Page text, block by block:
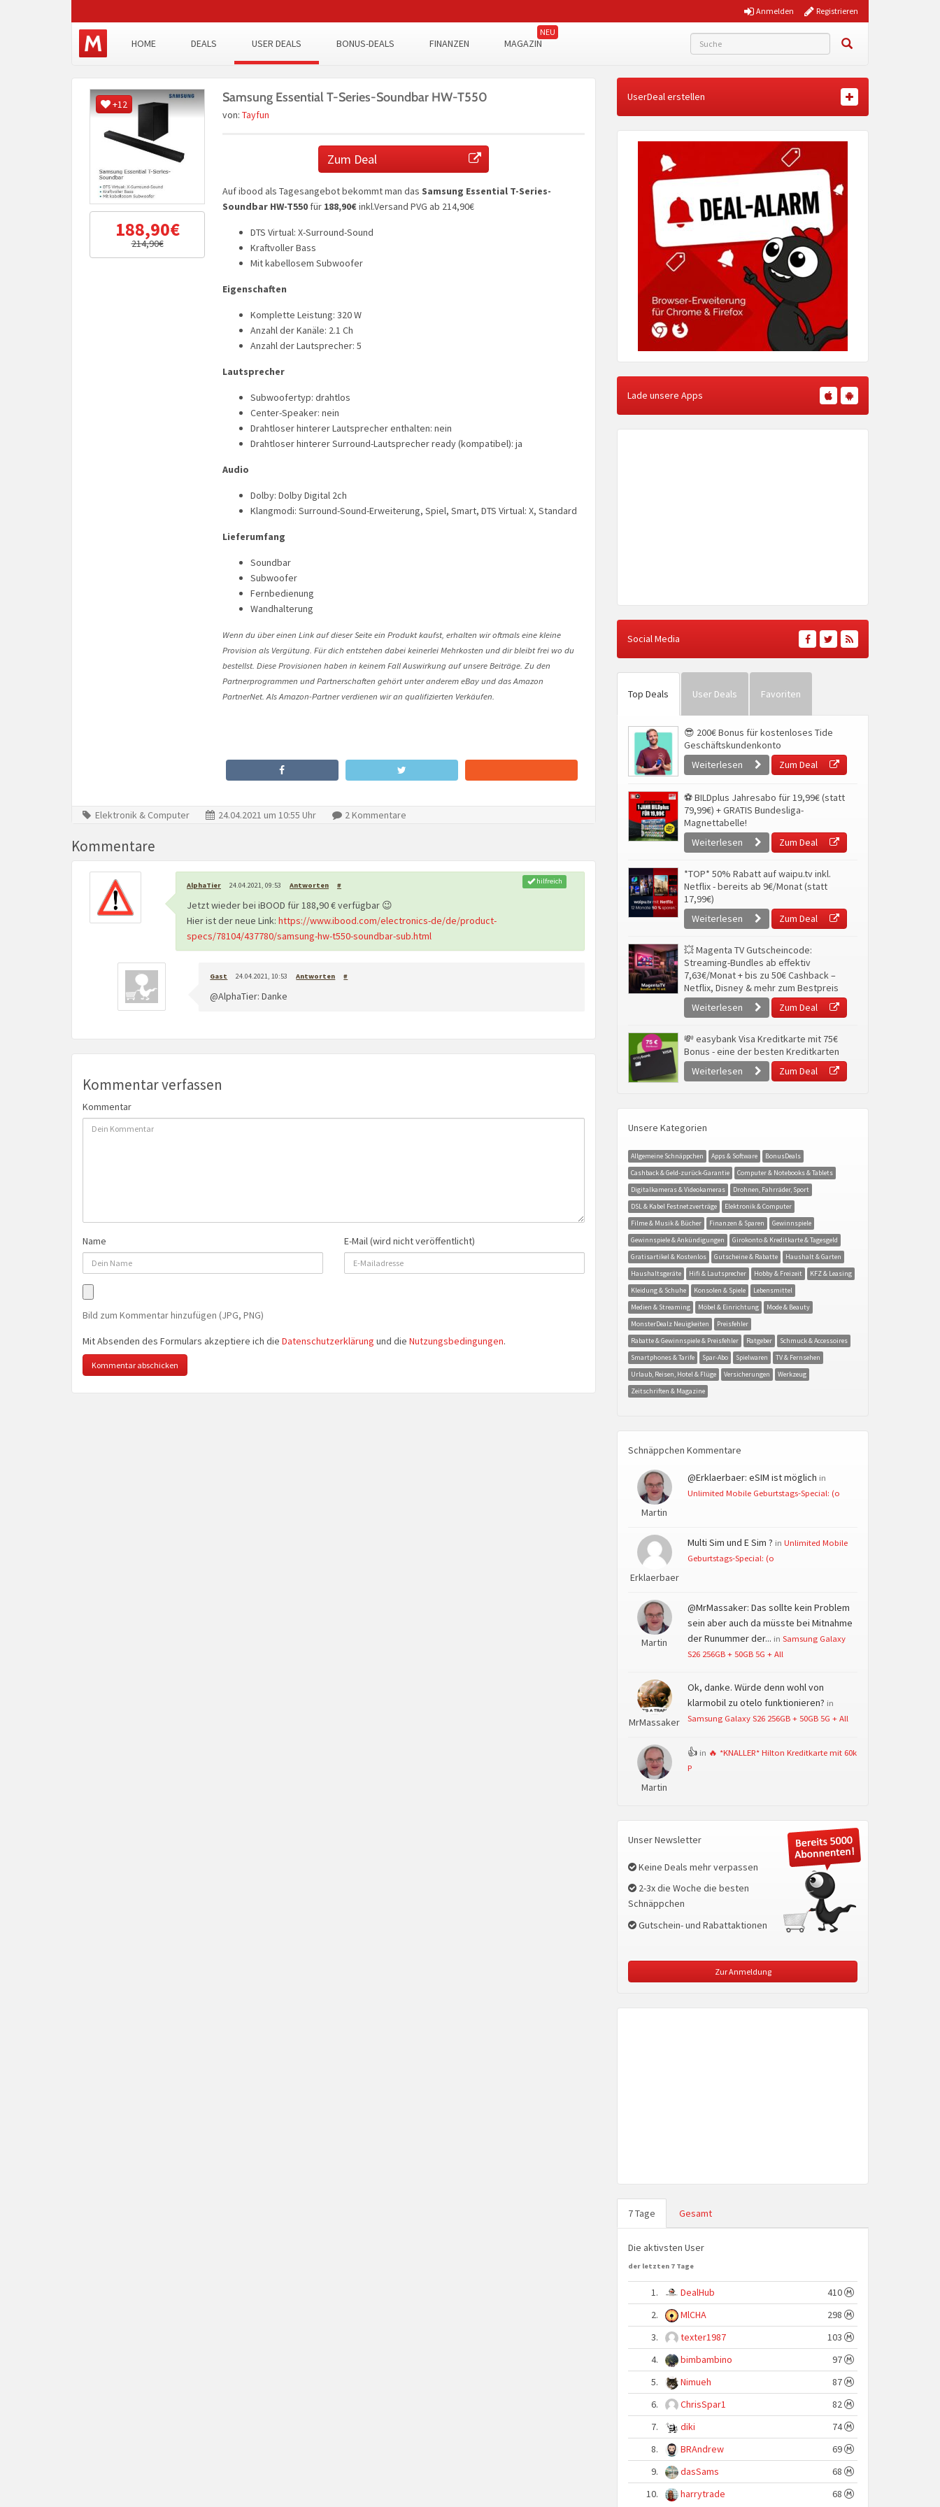
Registrieren
Anmelden
HOME DEALS USER DEALS BONUS-DEALS FINANZEN MAGAZIN
+12
188,90€
214,90€
Samsung Essential T-Series-Soundbar HW-T550
von: Tayfun
Zum Deal
Auf ibood als Tagesangebot bekommt man das Samsung Essential T-Series-
Soundbar HW-T550 für 188,90€inkl.Versand PVG ab 214,90€
DTS Virtual: X-Surround-Sound
Kraftvoller Bass
Mit kabellosem Subwoofer
Eigenschaften
Komplette Leistung: 320 W
Anzahl der Kanäle: 2.1 Ch
Anzahl der Lautsprecher: 5
Lautsprecher
Subwoofertyp: drahtlos
Center-Speaker: nein
Drahtloser hinterer Lautsprecher enthalten: nein
Drahtloser hinterer Surround-Lautsprecher ready (kompatibel): ja
Audio
Dolby: Dolby Digital 2ch
Klangmodi: Surround-Sound-Erweiterung, Spiel, Smart, DTS Virtual: X, Standard
Lieferumfang
Soundbar
Subwoofer
Fernbedienung
Wandhalterung
Wenn du über einen Link auf dieser Seite ein Produkt kaufst, erhalten wir oftmals eine kleine
Provision als Vergütung. Für dich entstehen dabei keinerlei Mehrkosten und dir bleibt frei wo du
bestellst. Diese Provisionen haben in keinem Fall Auswirkung auf unsere Beiträge. Zu den
Partnerprogrammen und Partnerschaften gehört unter anderem eBay und das Amazon
PartnerNet. Als Amazon-Partner verdienen wir an qualifizierten Verkäufen.
Elektronik & Computer 24.04.2021 um 10:55 Uhr 2 Kommentare
Kommentare
AlphaTier 24.04.2021, 09:53 Antworten # hilfreich
Jetzt wieder bei iBOOD für 188,90 € verfügbar 😉
Hier ist der neue Link: https://www.ibood.com/electronics-de/de/product-
specs/78104/437780/samsung-hw-t550-soundbar-sub.html
Gast 24.04.2021, 10:53 Antworten #
@AlphaTier: Danke
Kommentar verfassen
Kommentar
Name E-Mail (wird nicht veröffentlicht)
Bild zum Kommentar hinzufügen (JPG, PNG)
Mit Absenden des Formulars akzeptiere ich die Datenschutzerklärung und die Nutzungsbedingungen.
UserDeal erstellen
Lade unsere Apps
Social Media
Top Deals User Deals Favoriten
😎 200€ Bonus für kostenloses Tide
Geschäftskundenkonto
Weiterlesen
Zum Deal
⚽ BILDplus Jahresabo für 19,99€ (statt
79,99€) + GRATIS Bundesliga-
Magnettabelle!
Weiterlesen
Zum Deal
*TOP* 50% Rabatt auf waipu.tv inkl.
Netflix - bereits ab 9€/Monat (statt
17,99€)
Weiterlesen
Zum Deal
💥 Magenta TV Gutscheincode:
Streaming-Bundles ab effektiv
7,63€/Monat + bis zu 50€ Cashback –
Netflix, Disney & mehr zum Bestpreis
Weiterlesen
Zum Deal
💸 easybank Visa Kreditkarte mit 75€
Bonus - eine der besten Kreditkarten
Weiterlesen
Zum Deal
Unsere Kategorien
Allgemeine Schnäppchen Apps & Software
BonusDeals
Cashback & Geld-zurück-Garantie
Computer & Notebooks & Tablets
Digitalkameras & Videokameras
Drohnen, Fahrräder, Sport
DSL & Kabel Festnetzverträge
Elektronik & Computer
Filme & Musik & Bücher
Finanzen & Sparen
Gewinnspiele
Gewinnspiele & Ankündigungen
Girokonto & Kreditkarte & Tagesgeld
Gratisartikel & Kostenlos
Gutscheine & Rabatte
Haushalt & Garten
Haushaltsgeräte
Hifi & Lautsprecher Hobby & Freizeit
KFZ & Leasing
Kleidung & Schuhe
Konsolen & Spiele
Lebensmittel
Medien & Streaming
Möbel & Einrichtung
Mode & Beauty
MonsterDealz Neuigkeiten
Preisfehler
Rabatte & Gewinnspiele & Preisfehler
Ratgeber
Schmuck & Accessoires
Smartphones & Tarife
Spar-Abo Spielwaren
TV & Fernsehen
Urlaub, Reisen, Hotel & Flüge
Versicherungen
Werkzeug
Zeitschriften & Magazine
Schnäppchen Kommentare
Martin
@Erklaerbaer: eSIM ist möglich in
Unlimited Mobile Geburtstags-Special: (o
Erklaerbaer
Multi Sim und E Sim ? in Unlimited Mobile
Geburtstags-Special: (o
Martin
@MrMassaker: Das sollte kein Problem
sein aber auch da müsste bei Mitnahme
der Runummer der... in Samsung Galaxy
S26 256GB + 50GB 5G + All
MrMassaker
Ok, danke. Würde denn wohl von
klarmobil zu otelo funktionieren? in
Samsung Galaxy S26 256GB + 50GB 5G + All
Martin
👍 in 🔥 *KNALLER* Hilton Kreditkarte mit 60k
P
Unser Newsletter
Keine Deals mehr verpassen
2-3x die Woche die besten
Schnäppchen
Gutschein- und Rabattaktionen
Zur Anmeldung
7 Tage Gesamt
Die aktivsten User
der letzten 7 Tage
1. DealHub
410
2.
MlCHA
298
3.
texter1987
103
4.
bimbambino
97
5.
Nimueh
87
6.
ChrisSpar1
82
7.
diki
74
8.
BRAndrew
69
9.
dasSams
68
10.
harrytrade 68